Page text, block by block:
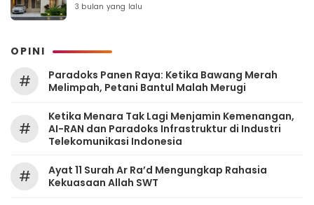
3 bulan yang lalu
OPINI
#
Paradoks Panen Raya: Ketika Bawang Merah
Melimpah, Petani Bantul Malah Merugi
#
Ketika Menara Tak Lagi Menjamin Kemenangan,
AI-RAN dan Paradoks Infrastruktur di Industri
Telekomunikasi Indonesia
#
Ayat 11 Surah Ar Ra’d Mengungkap Rahasia
Kekuasaan Allah SWT